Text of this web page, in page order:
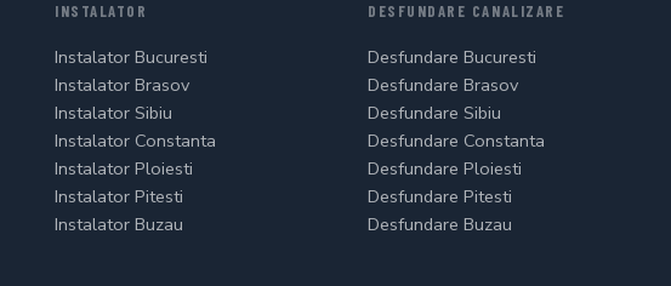
INSTALATOR
Instalator Bucuresti
Instalator Brasov
Instalator Sibiu
Instalator Constanta
Instalator Ploiesti
Instalator Pitesti
Instalator Buzau
DESFUNDARE CANALIZARE
Desfundare Bucuresti
Desfundare Brasov
Desfundare Sibiu
Desfundare Constanta
Desfundare Ploiesti
Desfundare Pitesti
Desfundare Buzau